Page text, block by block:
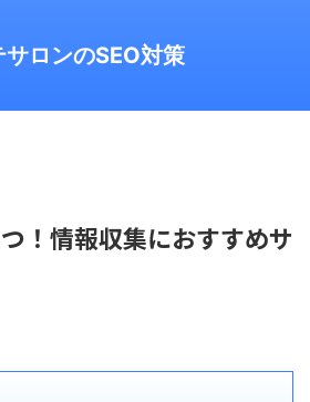
サロンのSEO対策
！情報収集におすすめサ